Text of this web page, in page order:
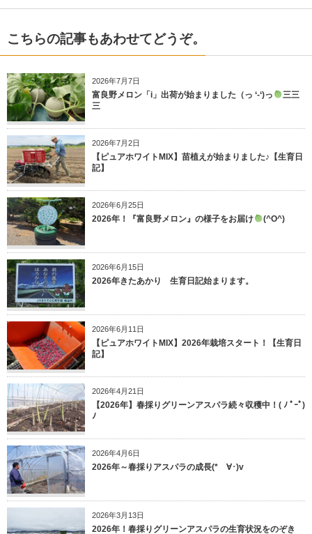
こちらの記事もあわせてどうぞ。
2026年7月7日
富良野メロン「i」出荷が始まりました（っ ‘-‘)っ
三三
三
2026年7月2日
【ピュアホワイトMIX】苗植えが始まりました♪【生育日
記】
2026年6月25日
2026年！『富良野メロン』の様子をお届け (^O^)
2026年6月15日
2026年きたあかり 生育日記始まります。
2026年6月11日
【ピュアホワイトMIX】2026年栽培スタート！【生育日
記】
2026年4月21日
【2026年】春採りグリーンアスパラ続々収穫中！( ﾉ ﾟｰﾟ)
ﾉ
2026年4月6日
2026年～春採りアスパラの成長(*ゝ∀･)v
2026年3月13日
2026年！春採りグリーンアスパラの生育状況をのぞき